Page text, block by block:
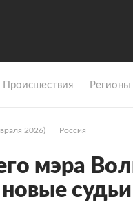
Происшествия Регионы
2026) Россия
мэра
судьи